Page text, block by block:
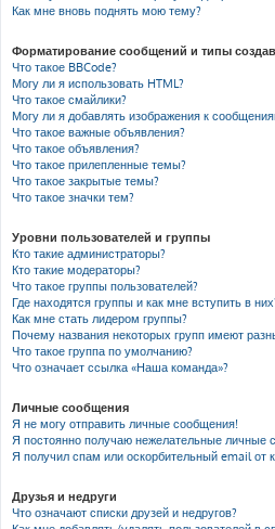
Как мне вновь поднять мою тему?
Форматирование сообщений и типы
Что такое BBCode?
Могу ли я использовать HTML?
Что такое смайлики?
Могу ли я добавлять изображения к
Что такое важные объявления?
Что такое объявления?
Что такое прилепленные темы?
Что такое закрытые темы?
Что такое значки тем?
Уровни пользователей и группы
Кто такие администраторы?
Кто такие модераторы?
Что такое группы пользователей?
Где находятся группы и как мне вступить в
Как мне стать лидером группы?
Почему названия некоторых групп имеют
Что такое группа по умолчанию?
Что означает ссылка «Наша команда»?
Личные сообщения
Я не могу отправить личные сообщения!
Я постоянно получаю нежелательные личные
Я получил спам или оскорбительный email от
Друзья и недруги
Что означают списки друзей и недругов?